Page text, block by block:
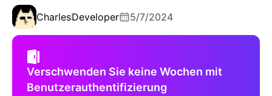
CharlesDeveloper 5/7/2024
Verschwenden Sie keine Wochen mit
Benutzerauthentifizierung